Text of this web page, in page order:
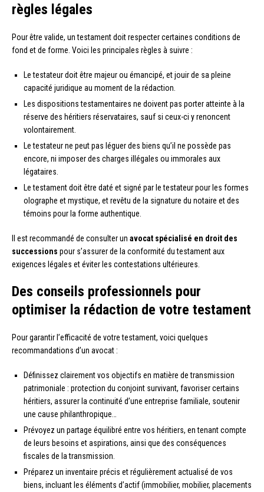
règles légales
Pour être valide, un testament doit respecter certaines conditions de
fond et de forme. Voici les principales règles à suivre :
Le testateur doit être majeur ou émancipé, et jouir de sa pleine
capacité juridique au moment de la rédaction.
Les dispositions testamentaires ne doivent pas porter atteinte à la
réserve des héritiers réservataires, sauf si ceux-ci y renoncent
volontairement.
Le testateur ne peut pas léguer des biens qu’il ne possède pas
encore, ni imposer des charges illégales ou immorales aux
légataires.
Le testament doit être daté et signé par le testateur pour les formes
olographe et mystique, et revêtu de la signature du notaire et des
témoins pour la forme authentique.
Il est recommandé de consulter un avocat spécialisé en droit des
successions pour s’assurer de la conformité du testament aux
exigences légales et éviter les contestations ultérieures.
Des conseils professionnels pour
optimiser la rédaction de votre testament
Pour garantir l’efficacité de votre testament, voici quelques
recommandations d’un avocat :
Définissez clairement vos objectifs en matière de transmission
patrimoniale : protection du conjoint survivant, favoriser certains
héritiers, assurer la continuité d’une entreprise familiale, soutenir
une cause philanthropique…
Prévoyez un partage équilibré entre vos héritiers, en tenant compte
de leurs besoins et aspirations, ainsi que des conséquences
fiscales de la transmission.
Préparez un inventaire précis et régulièrement actualisé de vos
biens, incluant les éléments d’actif (immobilier, mobilier, placements